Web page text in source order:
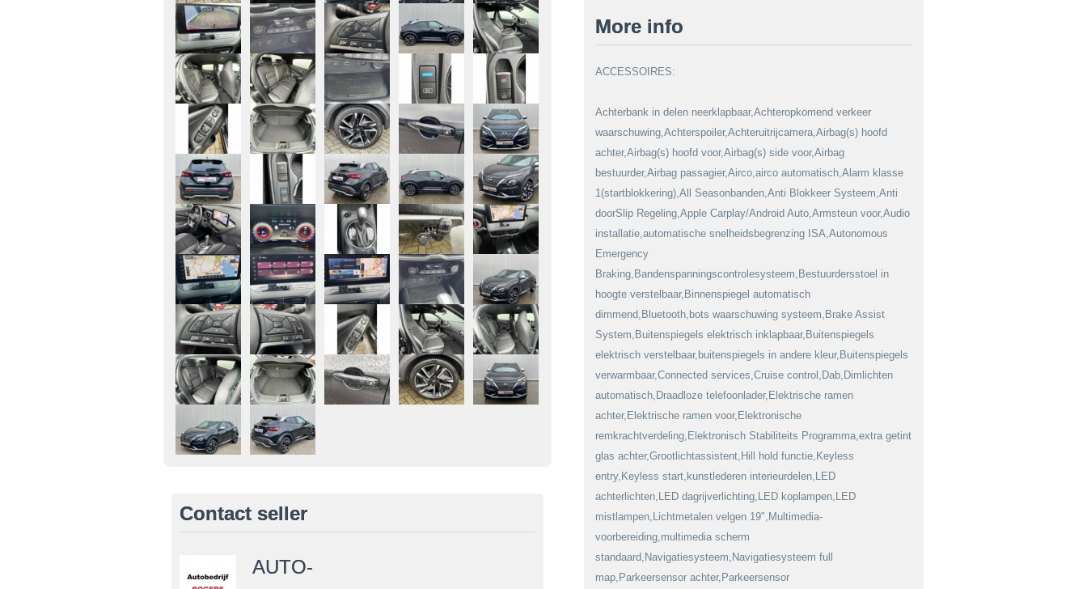
More info
ACCESSOIRES:
Achterbank in delen neerklapbaar,Achteropkomend verkeer
waarschuwing,Achterspoiler,Achteruitrijcamera,Airbag(s) hoofd
achter,Airbag(s) hoofd voor,Airbag(s) side voor,Airbag
bestuurder,Airbag passagier,Airco,airco automatisch,Alarm klasse
1(startblokkering),All Seasonbanden,Anti Blokkeer Systeem,Anti
doorSlip Regeling,Apple Carplay/Android Auto,Armsteun voor,Audio
installatie,automatische snelheidsbegrenzing ISA,Autonomous
Emergency
Braking,Bandenspanningscontrolesysteem,Bestuurdersstoel in
hoogte verstelbaar,Binnenspiegel automatisch
dimmend,Bluetooth,bots waarschuwing systeem,Brake Assist
System,Buitenspiegels elektrisch inklapbaar,Buitenspiegels
elektrisch verstelbaar,buitenspiegels in andere kleur,Buitenspiegels
verwarmbaar,Connected services,Cruise control,Dab,Dimlichten
automatisch,Draadloze telefoonlader,Elektrische ramen
achter,Elektrische ramen voor,Elektronische
remkrachtverdeling,Elektronisch Stabiliteits Programma,extra getint
glas achter,Grootlichtassistent,Hill hold functie,Keyless
entry,Keyless start,kunstlederen interieurdelen,LED
achterlichten,LED dagrijverlichting,LED koplampen,LED
mistlampen,Lichtmetalen velgen 19",Multimedia-
voorbereiding,multimedia scherm
standaard,Navigatiesysteem,Navigatiesysteem full
map,Parkeersensor achter,Parkeersensor
Contact seller
AUTO-